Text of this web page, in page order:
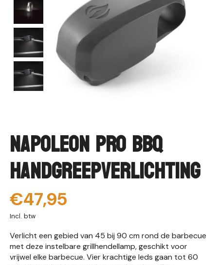
Napoleon PRO BBQ
Handgreepverlichting
€47,95
Incl. btw
Verlicht een gebied van 45 bij 90 cm rond de barbecue
met deze instelbare grillhendellamp, geschikt voor
vrijwel elke barbecue. Vier krachtige leds gaan tot 60